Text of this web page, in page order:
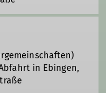
in Ebingen,